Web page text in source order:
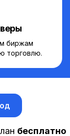
биржам
торговлю.
бесплатно